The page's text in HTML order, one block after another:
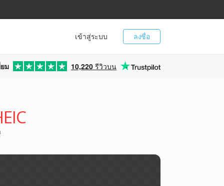
ลงชื่อ
เข้าสู่ระบบ
ม 10,220 รีวิวบน